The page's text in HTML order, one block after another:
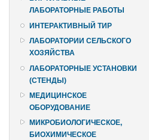
ЛАБОРАТОРНЫЕ РАБОТЫ
ИНТЕРАКТИВНЫЙ ТИР
ЛАБОРАТОРИИ СЕЛЬСКОГО
ХОЗЯЙСТВА
ЛАБОРАТОРНЫЕ УСТАНОВКИ
(СТЕНДЫ)
МЕДИЦИНСКОЕ
ОБОРУДОВАНИЕ
МИКРОБИОЛОГИЧЕСКОЕ,
БИОХИМИЧЕСКОЕ